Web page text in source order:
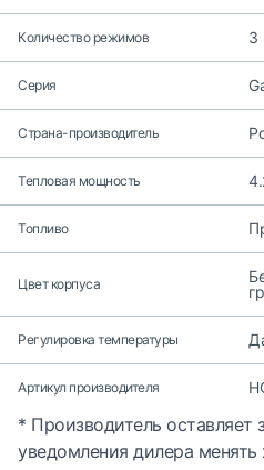
Количество режимов 3
Серия
Страна-производитель
Тепловая мощность
Топливо
Цвет корпуса
Регулировка температуры
Артикул производителя
* Производитель оставляет
уведомления дилера менять